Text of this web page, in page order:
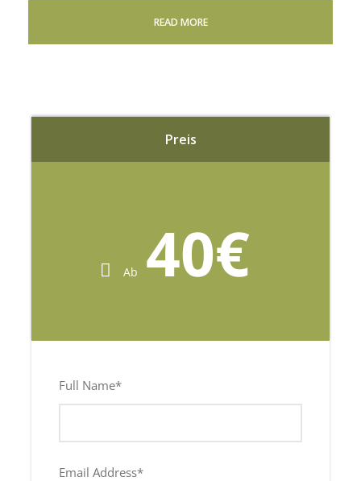
Preis
Ab 40€
Full Name*
Email Address*
17,50
Kleinkind (0 bis 4 Jahre)
READ MORE